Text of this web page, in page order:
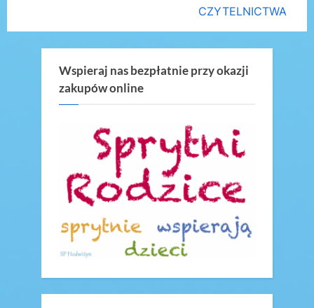
v
x
t
P
o
t
:
CZYTELNICTWA
Wspieraj nas bezpłatnie przy okazji
zakupów online